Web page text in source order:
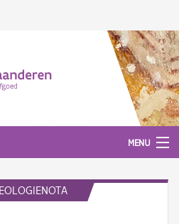
MENU